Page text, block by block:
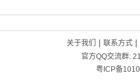
关于我们 | 联系方式|
官方QQ交流群:
粤ICP备